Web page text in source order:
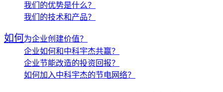
我们的优势是什么？
我们的技术和产品？
如何为企业创建价值？
企业如何和中科宇杰共赢？
企业节能改造的投资回报？
如何加入中科宇杰的节电网络？